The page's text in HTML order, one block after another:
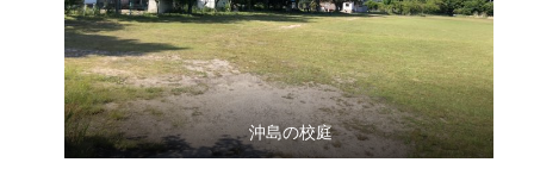
沖島の校庭